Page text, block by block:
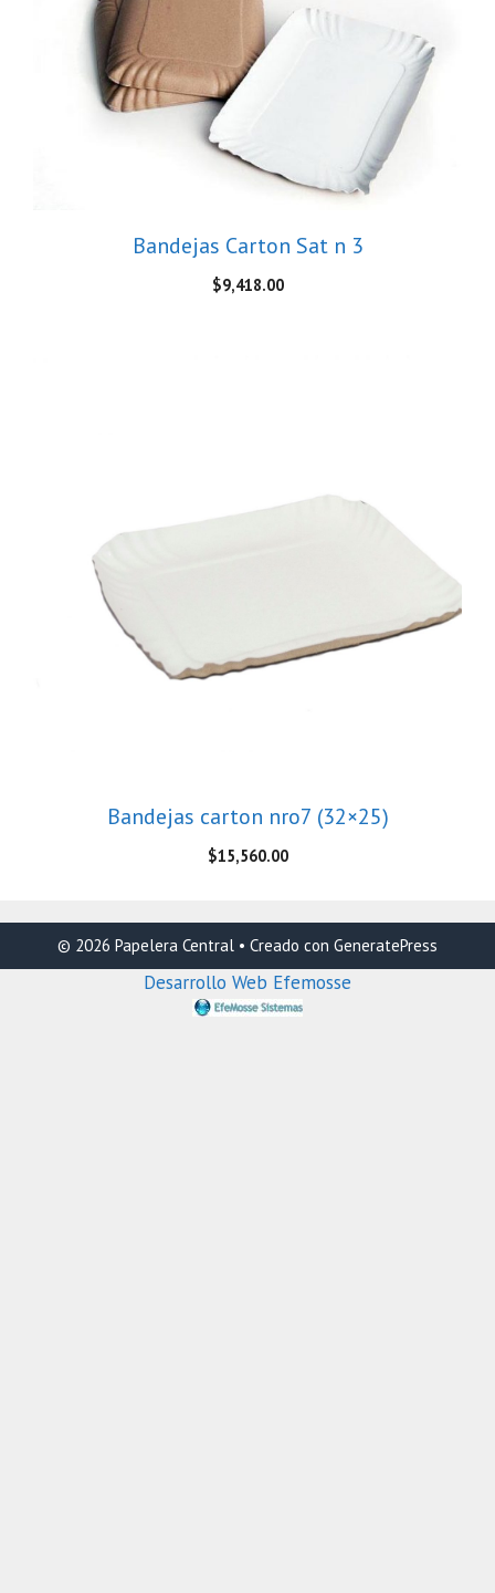
Bandejas Carton Sat n 3
$9,418.00
Bandejas carton nro7 (32×25)
$15,560.00
© 2026 Papelera Central • Creado con GeneratePress
Desarrollo Web Efemosse